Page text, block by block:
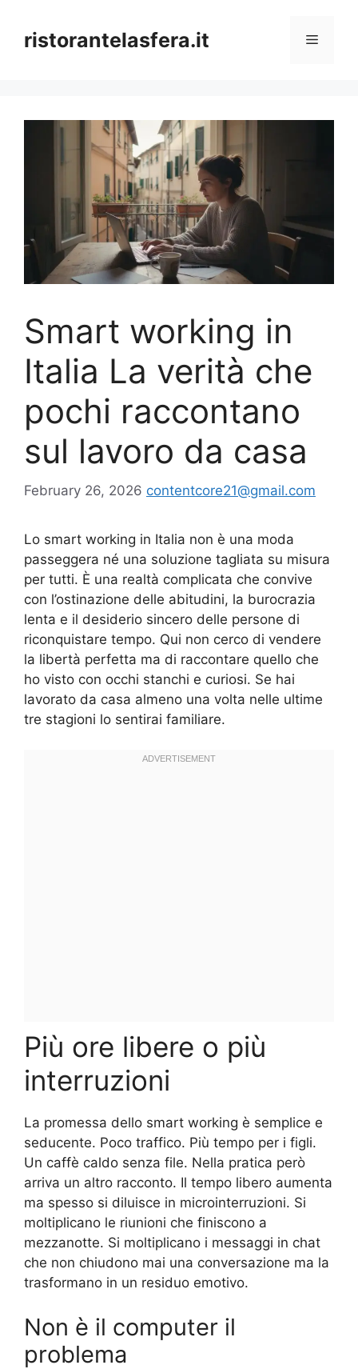
contentristorantelasfera.it Menu
Smart working in
Italia La verità che
pochi raccontano
sul lavoro da casa
February 26, 2026 contentcore21@gmail.com
Lo smart working in Italia non è una moda
passeggera né una soluzione tagliata su misura
per tutti. È una realtà complicata che convive
con l’ostinazione delle abitudini, la burocrazia
lenta e il desiderio sincero delle persone di
riconquistare tempo. Qui non cerco di vendere
la libertà perfetta ma di raccontare quello che
ho visto con occhi stanchi e curiosi. Se hai
lavorato da casa almeno una volta nelle ultime
tre stagioni lo sentirai familiare.
Più ore libere o più
interruzioni
La promessa dello smart working è semplice e
seducente. Poco traffico. Più tempo per i figli.
Un caffè caldo senza file. Nella pratica però
arriva un altro racconto. Il tempo libero aumenta
ma spesso si diluisce in microinterruzioni. Si
moltiplicano le riunioni che finiscono a
mezzanotte. Si moltiplicano i messaggi in chat
che non chiudono mai una conversazione ma la
trasformano in un residuo emotivo.
Non è il computer il
problema